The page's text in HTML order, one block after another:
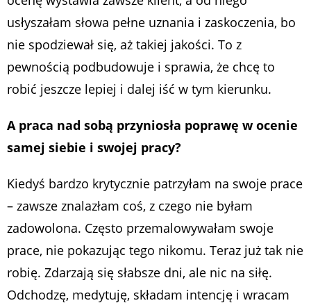
usłyszałam słowa pełne uznania i zaskoczenia, bo
nie spodziewał się, aż takiej jakości. To z
pewnością podbudowuje i sprawia, że chcę to
robić jeszcze lepiej i dalej iść w tym kierunku.
A praca nad sobą przyniosła poprawę w ocenie
samej siebie i swojej pracy?
Kiedyś bardzo krytycznie patrzyłam na swoje prace
– zawsze znalazłam coś, z czego nie byłam
zadowolona. Często przemalowywałam swoje
prace, nie pokazując tego nikomu. Teraz już tak nie
robię. Zdarzają się słabsze dni, ale nic na siłę.
Odchodzę, medytuję, składam intencję i wracam